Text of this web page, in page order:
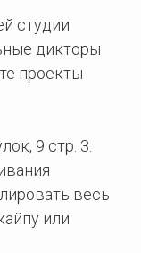
студии
дикторы
проекты
9 стр. 3.
весь
или